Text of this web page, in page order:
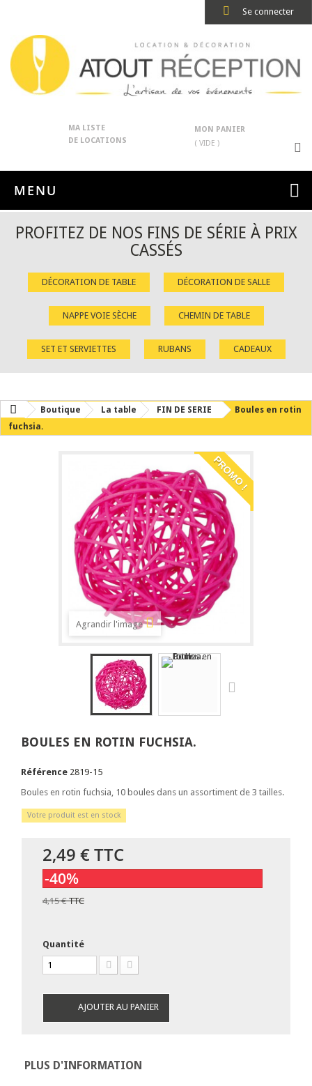
Se connecter
MA LISTE
DE LOCATIONS
MON PANIER
( VIDE )
MENU
PROFITEZ DE NOS FINS DE SÉRIE À PRIX
CASSÉS
DÉCORATION DE TABLE DÉCORATION DE SALLE
NAPPE VOIE SÈCHE CHEMIN DE TABLE
SET ET SERVIETTES RUBANS CADEAUX
Boutique La table FIN DE SERIE
Boules en rotin
fuchsia.
PROMO !
Agrandir l'image
BOULES EN ROTIN FUCHSIA.
Référence 2819-15
Boules en rotin fuchsia, 10 boules dans un assortiment de 3 tailles.
Votre produit est en stock
2,49 €TTC
-40%
4,15 €TTC
Quantité
AJOUTER AU PANIER
PLUS D'INFORMATION